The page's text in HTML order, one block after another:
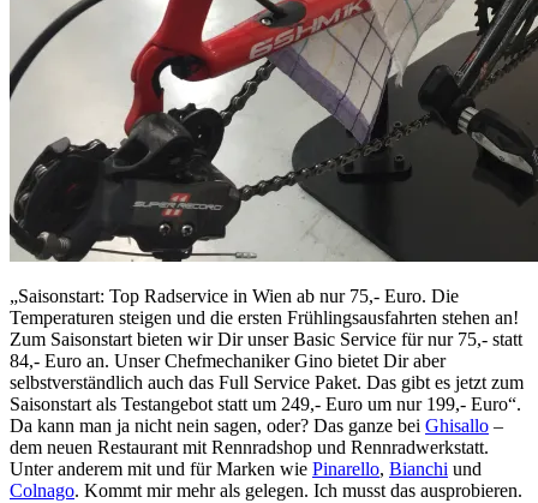
„Saisonstart: Top Radservice in Wien ab nur 75,- Euro. Die
Temperaturen steigen und die ersten Frühlingsausfahrten stehen an!
Zum Saisonstart bieten wir Dir unser Basic Service für nur 75,- statt
84,- Euro an. Unser Chefmechaniker Gino bietet Dir aber
selbstverständlich auch das Full Service Paket. Das gibt es jetzt zum
Saisonstart als Testangebot statt um 249,- Euro um nur 199,- Euro“.
Da kann man ja nicht nein sagen, oder? Das ganze bei Ghisallo –
dem neuen Restaurant mit Rennradshop und Rennradwerkstatt.
Unter anderem mit und für Marken wie Pinarello, Bianchi und
Colnago. Kommt mir mehr als gelegen. Ich musst das ausprobieren.